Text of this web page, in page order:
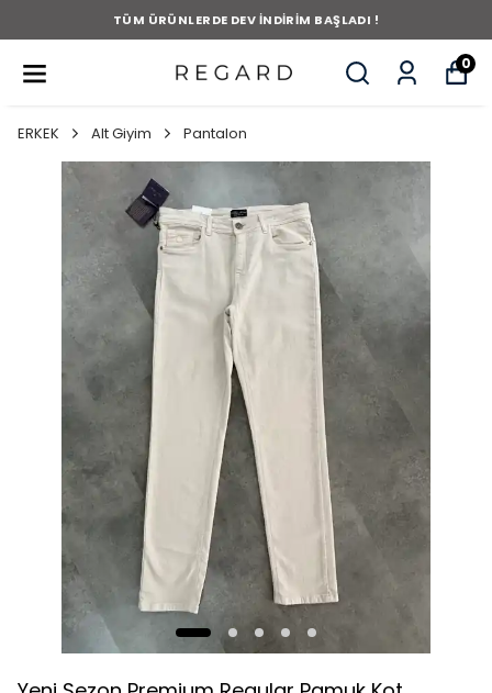
TÜM ÜRÜNLERDE DEV İNDİRİM BAŞLADI !
0
ERKEK Alt Giyim Pantalon